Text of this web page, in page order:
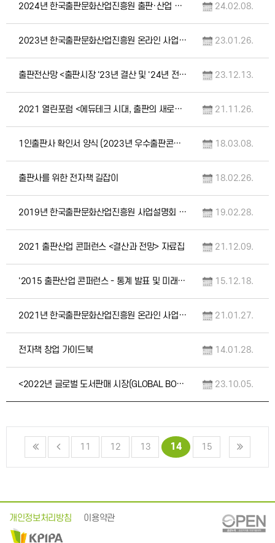
2024년 한국출판문화산업진흥원 출판·산업 관계자 대상 사업설명회 자료집 등 24.02.08.
2023년 한국출판문화산업진흥원 온라인 사업설명회 자료집 23.01.26.
출판전산망 <출판시장 '23년 결산 및 '24년 전망, 전산망 데이터 활용 안내> 콘퍼런스… 23.12.13.
2021 열린포럼 <에듀테크 시대, 출판의 새로운 확장> 자료집 21.11.26.
1인출판사 확인서 양식 (2023년 우수출판콘텐츠 제작 지원 사업 관련) 18.03.08.
출판사를 위한 전자책 길잡이 18.02.26.
2019년 한국출판문화산업진흥원 사업설명회 자료 19.02.28.
2021 출판산업 콘퍼런스 <결산과 전망> 자료집 21.12.09.
'2015 출판산업 콘퍼런스 - 통계 발표 및 미래 전략' 자료집 15.12.18.
2021년 한국출판문화산업진흥원 온라인 사업설명회 자료 21.01.27.
전자책 창업 가이드북 14.01.28.
<2022년 글로벌 도서판매 시장(GLOBAL BOOKSELLING MARKETS 2022… 23.10.05.
11 12 13 14 15
개인정보처리방침 이용약관